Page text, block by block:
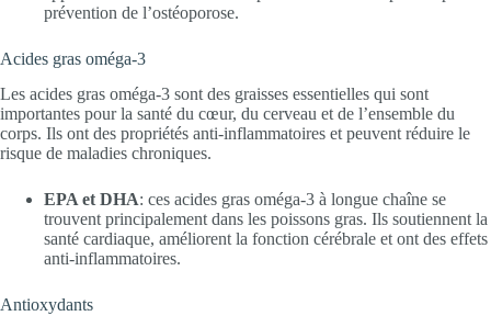
prévention de l’ostéoporose.
Acides gras oméga-3
Les acides gras oméga-3 sont des graisses essentielles qui sont
importantes pour la santé du cœur, du cerveau et de l’ensemble du
corps. Ils ont des propriétés anti-inflammatoires et peuvent réduire le
risque de maladies chroniques.
EPA et DHA: ces acides gras oméga-3 à longue chaîne se
trouvent principalement dans les poissons gras. Ils soutiennent la
santé cardiaque, améliorent la fonction cérébrale et ont des effets
anti-inflammatoires.
Antioxydants